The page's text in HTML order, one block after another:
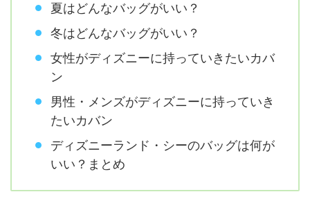
夏はどんなバッグがいい？
冬はどんなバッグがいい？
女性がディズニーに持っていきたいカバ
ン
男性・メンズがディズニーに持っていき
たいカバン
ディズニーランド・シーのバッグは何が
いい？まとめ